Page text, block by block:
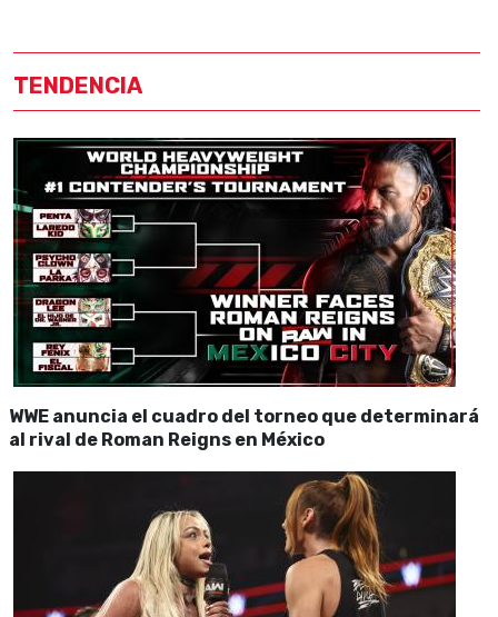
TENDENCIA
WWE anuncia el cuadro del torneo que determinará
al rival de Roman Reigns en México